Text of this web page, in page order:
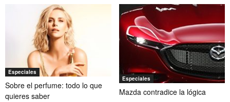
Especiales
Sobre el perfume: todo lo que
quieres saber
Especiales
Mazda contradice la lógica